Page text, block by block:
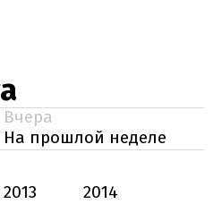
Вчера
На прошлой неделе
2013
2014